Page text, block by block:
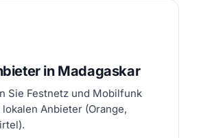
in Madagaskar
Sie Festnetz und Mobilfunk
Anbieter (Orange,